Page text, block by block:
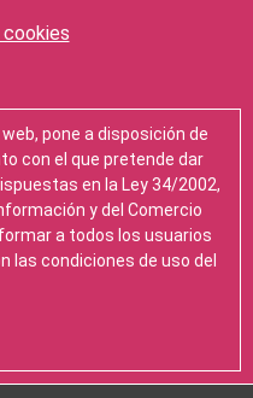
pone a disposición de
con el que pretende dar
en la Ley 34/2002,
y del Comercio
a todos los usuarios
las condiciones de uso del